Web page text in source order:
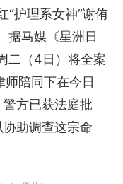
“护理系女神”谢侑
据马媒《星洲日
二（4日）将全案
师陪同下在今日
警方已获法庭批
助调查这宗命